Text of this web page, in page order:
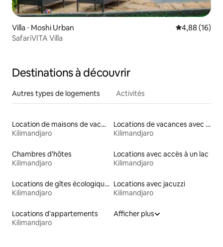
Villa ⋅ Moshi Urban Évaluation
4,88 (16)
SafariVITA Villa
Destinations à découvrir
Autres types de logements Activités
Location de maisons de vacances
Kilimandjaro
Locations de vacances avec piscine
Kilimandjaro
Chambres d'hôtes
Kilimandjaro
Locations avec accès à un lac
Kilimandjaro
Locations de gîtes écologiques
Kilimandjaro
Locations avec jacuzzi
Kilimandjaro
Locations d'appartements
Kilimandjaro
Afficher plus